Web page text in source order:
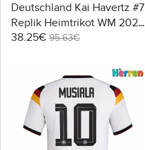
Deutschland Kai Havertz #7
Replik Heimtrikot WM 2026
Kurzarm
38.25€ 95.63€